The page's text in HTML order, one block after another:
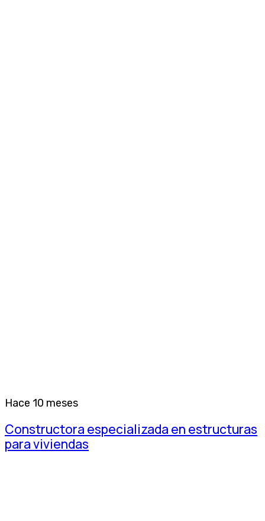
Hace 10 meses
Constructora especializada en estructuras
para viviendas